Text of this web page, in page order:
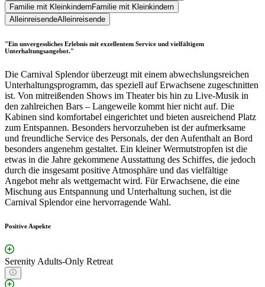
Familie mit KleinkindernFamilie mit Kleinkindern
AlleinreisendeAlleinreisende
"Ein unvergessliches Erlebnis mit exzellentem Service und vielfältigem
Unterhaltungsangebot."
Die Carnival Splendor überzeugt mit einem abwechslungsreichen
Unterhaltungsprogramm, das speziell auf Erwachsene zugeschnitten
ist. Von mitreißenden Shows im Theater bis hin zu Live-Musik in
den zahlreichen Bars – Langeweile kommt hier nicht auf. Die
Kabinen sind komfortabel eingerichtet und bieten ausreichend Platz
zum Entspannen. Besonders hervorzuheben ist der aufmerksame
und freundliche Service des Personals, der den Aufenthalt an Bord
besonders angenehm gestaltet. Ein kleiner Wermutstropfen ist die
etwas in die Jahre gekommene Ausstattung des Schiffes, die jedoch
durch die insgesamt positive Atmosphäre und das vielfältige
Angebot mehr als wettgemacht wird. Für Erwachsene, die eine
Mischung aus Entspannung und Unterhaltung suchen, ist die
Carnival Splendor eine hervorragende Wahl.
Positive Aspekte
Serenity Adults-Only Retreat